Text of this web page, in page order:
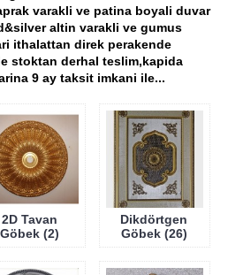
varakli ve patina boyali duvar
altin varakli ve gumus
ithalattan direk perakende
stoktan derhal teslim,kapida
9 ay taksit imkani ile...
2D Tavan
Göbek (2)
Dikdörtgen
Göbek (26)